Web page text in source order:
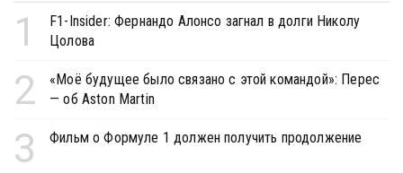
1
F1-Insider: Фернандо Алонсо загнал в долги Николу
Цолова
2
«Моё будущее было связано с этой командой»: Перес
— об Aston Martin
3 Фильм о Формуле 1 должен получить продолжение